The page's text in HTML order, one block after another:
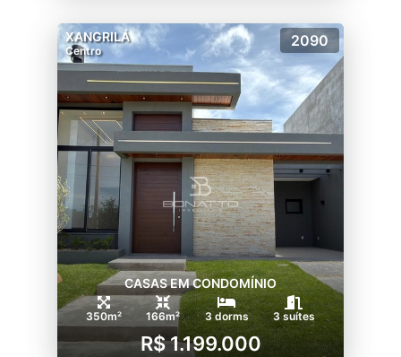
XANGRILÁ
Centro
2090
CASAS EM CONDOMÍNIO
350m² 166m² 3 dorms 3 suítes
R$ 1.199.000